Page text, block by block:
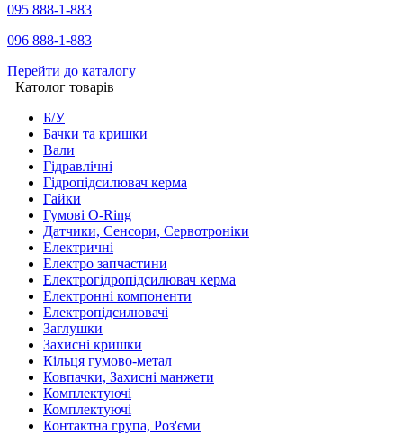
095 888-1-883
096 888-1-883
Перейти до каталогу
Католог товарів
Б/У
Бачки та кришки
Вали
Гідравлічні
Гідропідсилювач керма
Гайки
Гумові O-Ring
Датчики, Сенсори, Сервотроніки
Електричні
Електро запчастини
Електрогідропідсилювач керма
Електронні компоненти
Електропідсилювачі
Заглушки
Захисні кришки
Кільця гумово-метал
Ковпачки, Захисні манжети
Комплектуючі
Комплектуючі
Контактна група, Роз'єми